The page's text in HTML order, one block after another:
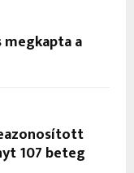
a
107 beteg